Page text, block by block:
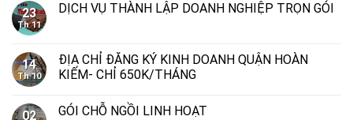
23
Th 11
DỊCH VỤ THÀNH LẬP DOANH NGHIỆP TRỌN GÓI
14
Th 10
ĐỊA CHỈ ĐĂNG KÝ KINH DOANH QUẬN HOÀN
KIẾM- CHỈ 650K/THÁNG
02 GÓI CHỖ NGỒI LINH HOẠT